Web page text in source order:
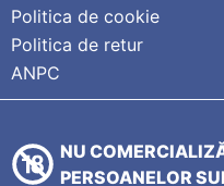
Politica de cookie
Politica de retur
ANPC
NU
PERSOANELOR